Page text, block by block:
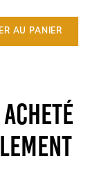
AU PANIER